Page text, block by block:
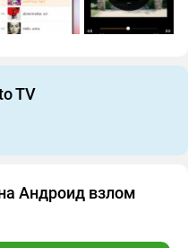
TV
Андроид взлом